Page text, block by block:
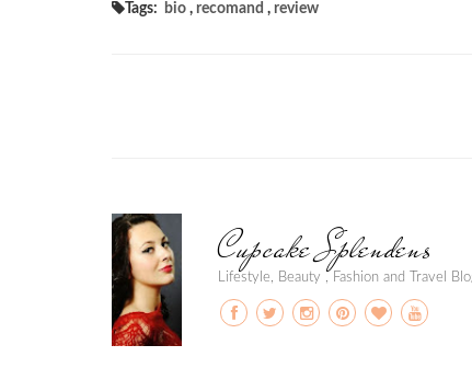
Tags: bio , recomand , review
Cupcake Splendens
Lifestyle, Beauty , Fashion and Travel